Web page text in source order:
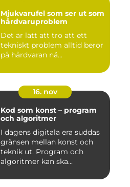
Mjukvarufel som ser ut som
hårdvaruproblem
Det är lätt att tro att ett
tekniskt problem alltid beror
på hårdvaran nä...
16. nov
Kod som konst – program
och algoritmer
I dagens digitala era suddas
gränsen mellan konst och
teknik ut. Program och
algoritmer kan ska...